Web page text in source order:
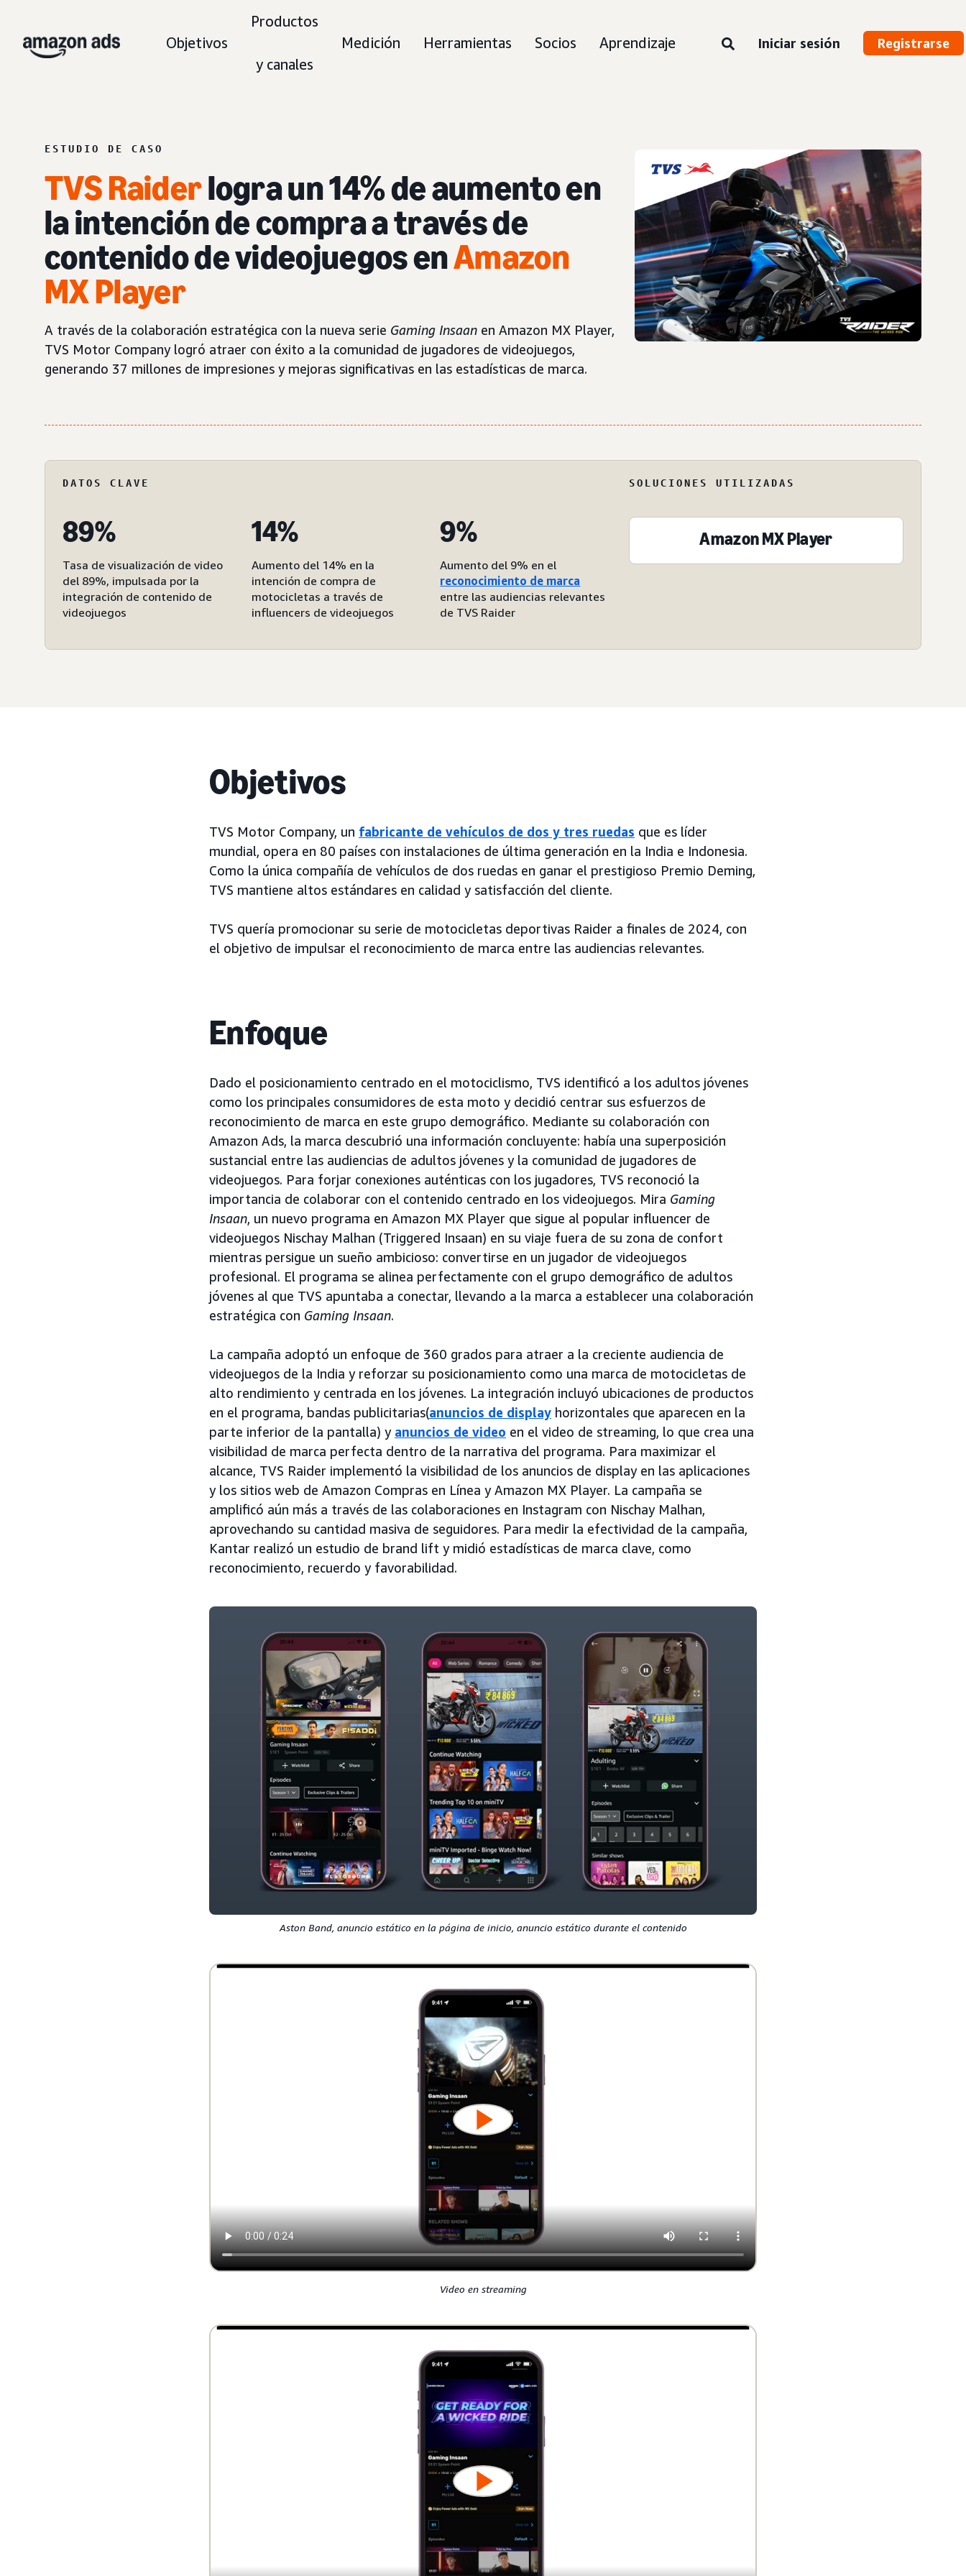
Objetivos
Productos
y canales
Medición Herramientas Socios Aprendizaje Iniciar sesión Registrarse
ESTUDIO DE CASO
TVS Raiderlogra un 14% de aumento en
la intención de compraa través de
contenido de videojuegos enAmazon
MX Player
A través de la colaboración estratégica con la nueva serie Gaming Insaan en Amazon MX Player,
TVS Motor Company logró atraer con éxito a la comunidad de jugadores de videojuegos,
generando 37 millones de impresiones y mejoras significativas en las estadísticas de marca.
DATOS CLAVE
89%
Tasa de visualización de video
del 89%, impulsada por la
integración de contenido de
videojuegos
14%
Aumento del 14% en la
intención de compra de
motocicletas a través de
influencers de videojuegos
9%
Aumento del 9% en el
reconocimiento de marca
entre las audiencias relevantes
de TVS Raider
SOLUCIONES UTILIZADAS
Amazon MX Player
Objetivos
TVS Motor Company, un fabricante de vehículos de dos y tres ruedas que es líder
mundial, opera en 80 países con instalaciones de última generación en la India e Indonesia.
Como la única compañía de vehículos de dos ruedas en ganar el prestigioso Premio Deming,
TVS mantiene altos estándares en calidad y satisfacción del cliente.
TVS quería promocionar su serie de motocicletas deportivas Raider a finales de 2024, con
el objetivo de impulsar el reconocimiento de marca entre las audiencias relevantes.
Enfoque
Dado el posicionamiento centrado en el motociclismo, TVS identificó a los adultos jóvenes
como los principales consumidores de esta moto y decidió centrar sus esfuerzos de
reconocimiento de marca en este grupo demográfico. Mediante su colaboración con
Amazon Ads, la marca descubrió una información concluyente: había una superposición
sustancial entre las audiencias de adultos jóvenes y la comunidad de jugadores de
videojuegos. Para forjar conexiones auténticas con los jugadores, TVS reconoció la
importancia de colaborar con el contenido centrado en los videojuegos. Mira Gaming
Insaan, un nuevo programa en Amazon MX Player que sigue al popular influencer de
videojuegos Nischay Malhan (Triggered Insaan) en su viaje fuera de su zona de confort
mientras persigue un sueño ambicioso: convertirse en un jugador de videojuegos
profesional. El programa se alinea perfectamente con el grupo demográfico de adultos
jóvenes al que TVS apuntaba a conectar, llevando a la marca a establecer una colaboración
estratégica con Gaming Insaan.
La campaña adoptó un enfoque de 360 grados para atraer a la creciente audiencia de
videojuegos de la India y reforzar su posicionamiento como una marca de motocicletas de
alto rendimiento y centrada en los jóvenes. La integración incluyó ubicaciones de productos
en el programa, bandas publicitarias(anuncios de display horizontales que aparecen en la
parte inferior de la pantalla) y anuncios de video en el video de streaming, lo que crea una
visibilidad de marca perfecta dentro de la narrativa del programa. Para maximizar el
alcance, TVS Raider implementó la visibilidad de los anuncios de display en las aplicaciones
y los sitios web de Amazon Compras en Línea y Amazon MX Player. La campaña se
amplificó aún más a través de las colaboraciones en Instagram con Nischay Malhan,
aprovechando su cantidad masiva de seguidores. Para medir la efectividad de la campaña,
Kantar realizó un estudio de brand lift y midió estadísticas de marca clave, como
reconocimiento, recuerdo y favorabilidad.
Aston Band, anuncio estático en la página de inicio, anuncio estático durante el contenido
Video en streaming